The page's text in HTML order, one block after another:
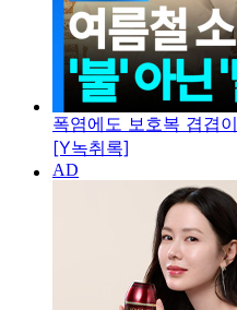
폭염에도 보호복 겹겹
[Y녹취록]